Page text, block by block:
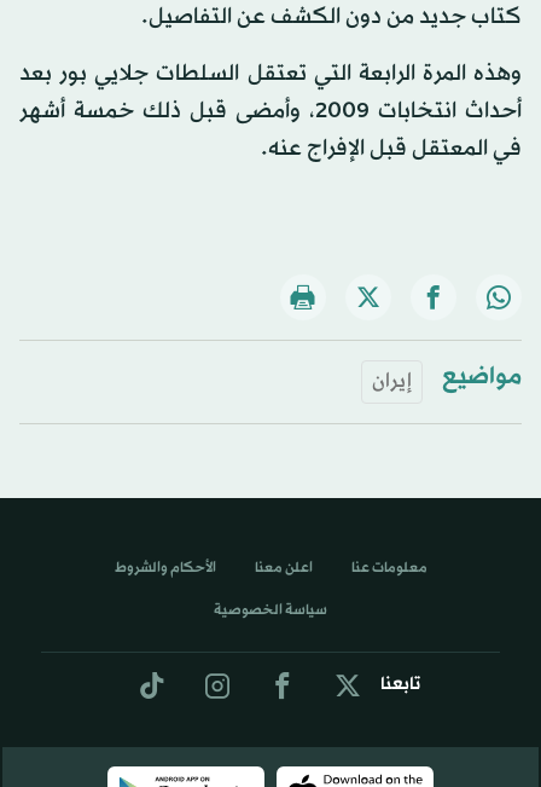
كتاب جديد من دون الكشف عن التفاصيل.
وهذه المرة الرابعة التي تعتقل السلطات جلايي بور بعد
أحداث انتخابات 2009، وأمضى قبل ذلك خمسة أشهر
في المعتقل قبل الإفراج عنه.
مواضيع إيران
تابعنا
معلومات عنا اعلن معنا الأحكام والشروط
سياسة الخصوصية